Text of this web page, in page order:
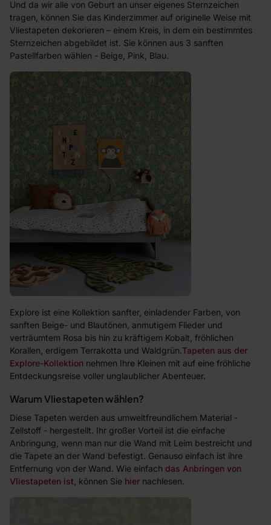
Und da wir alle von Geburt an unser eigenes Sternzeichen
tragen, können Sie das Kinderzimmer auf originelle Weise mit
Vliestapeten dekorieren – einem Kreis, in dem ein bestimmtes
Sternzeichen abgebildet ist. Sie können aus 3 sanften
Pastellfarben wählen - Beige, Pink, Blau.
Explore ist eine Kollektion sanfter, einladender Farben, von
sanften Beige- und Blautönen, anmutigem Flieder und
verträumtem Rosa bis hin zu kräftigem Kobalt, fröhlichen
Korallen, erdigem Terrakotta und Waldgrün.Tapeten aus der
Explore-Kollektion nehmen Ihre Kleinen mit auf eine fröhliche
Entdeckungsreise voller unglaublicher Abenteuer.
Warum Vliestapeten wählen?
Diese Tapeten werden aus umweltfreundlichem Material -
Zellstoff - hergestellt. Ihr großer Vorteil ist die einfache
Anbringung, wenn man nur die Wand mit Leim bestreicht und
die Tapete an der Wand befestigt. Genauso einfach ist ihre
Entfernung von der Wand. Wie einfach das Anbringen von
Vliestapeten ist, können Sie hier nachlesen.